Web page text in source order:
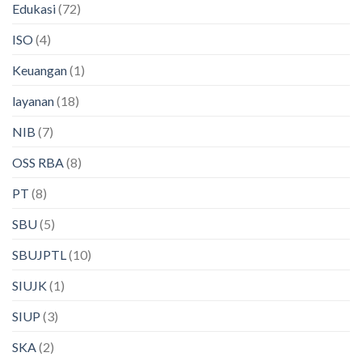
Edukasi(72)
ISO(4)
Keuangan(1)
layanan(18)
NIB (7)
OSS RBA(8)
PT (8)
SBU(5)
SBUJPTL(10)
SIUJK(1)
SIUP (3)
SKA(2)